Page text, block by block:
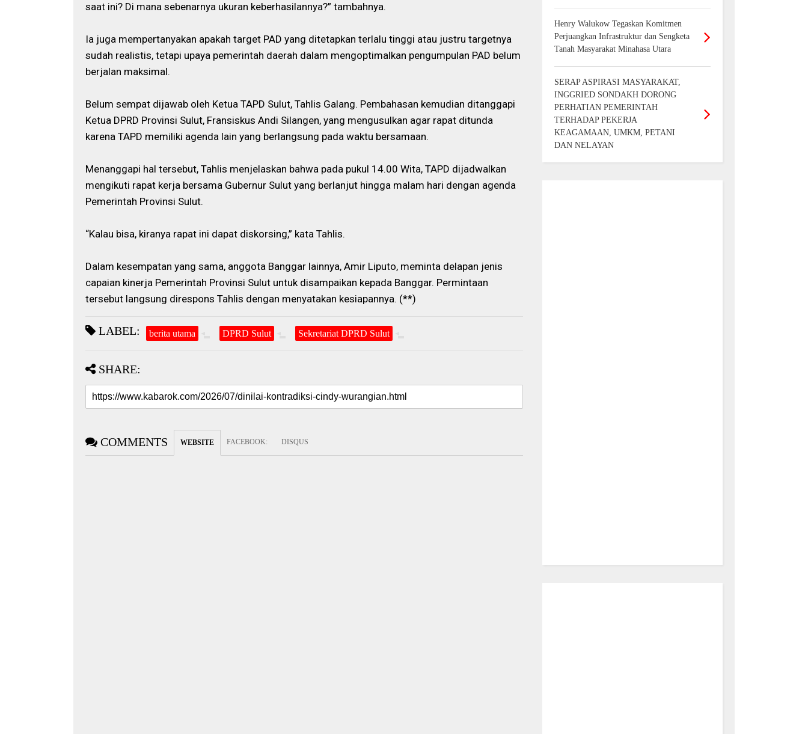
saat ini? Di mana sebenarnya ukuran keberhasilannya?” tambahnya.
Ia juga mempertanyakan apakah target PAD yang ditetapkan terlalu tinggi atau justru targetnya
sudah realistis, tetapi upaya pemerintah daerah dalam mengoptimalkan pengumpulan PAD belum
berjalan maksimal.
Belum sempat dijawab oleh Ketua TAPD Sulut, Tahlis Galang. Pembahasan kemudian ditanggapi
Ketua DPRD Provinsi Sulut, Fransiskus Andi Silangen, yang mengusulkan agar rapat ditunda
karena TAPD memiliki agenda lain yang berlangsung pada waktu bersamaan.
Menanggapi hal tersebut, Tahlis menjelaskan bahwa pada pukul 14.00 Wita, TAPD dijadwalkan
mengikuti rapat kerja bersama Gubernur Sulut yang berlanjut hingga malam hari dengan agenda
Pemerintah Provinsi Sulut.
“Kalau bisa, kiranya rapat ini dapat diskorsing,” kata Tahlis.
Dalam kesempatan yang sama, anggota Banggar lainnya, Amir Liputo, meminta delapan jenis
capaian kinerja Pemerintah Provinsi Sulut untuk disampaikan kepada Banggar. Permintaan
tersebut langsung direspons Tahlis dengan menyatakan kesiapannya. (**)
LABEL: berita utama DPRD Sulut Sekretariat DPRD Sulut
SHARE:
COMMENTS WEBSITE FACEBOOK: DISQUS
Henry Walukow Tegaskan Komitmen
Perjuangkan Infrastruktur dan Sengketa
Tanah Masyarakat Minahasa Utara
SERAP ASPIRASI MASYARAKAT,
INGGRIED SONDAKH DORONG
PERHATIAN PEMERINTAH
TERHADAP PEKERJA
KEAGAMAAN, UMKM, PETANI
DAN NELAYAN